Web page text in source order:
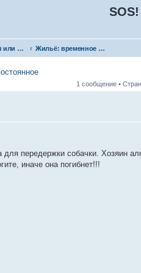
SOS!
Безвозмездная или условно-безвозмездная помощь Жильё: временное и постоянное
1 сообщение •
для передержки собачки. Хозяин
иначе она погибнет!!!